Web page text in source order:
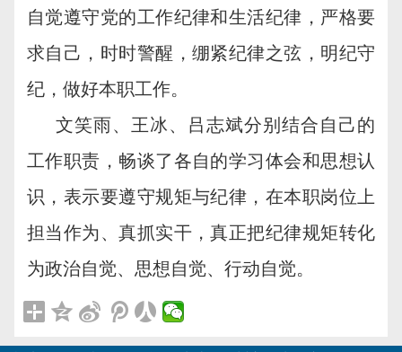
自觉遵守党的工作纪律和生活纪律，严格要
求自己，时时警醒，绷紧纪律之弦，明纪守
纪，做好本职工作。
文笑雨、王冰、吕志斌分别结合自己的
工作职责，畅谈了各自的学习体会和思想认
识，表示要遵守规矩与纪律，在本职岗位上
担当作为、真抓实干，真正把纪律规矩转化
为政治自觉、思想自觉、行动自觉。